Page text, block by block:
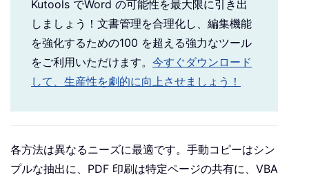
Kutools でWord の可能性を最大限に引き出
しましょう！文書管理を合理化し、編集機能
を強化するための100 を超える強力なツール
をご利用いただけます。 今すぐダウンロード
して、生産性を劇的に向上させましょう！
各方法は異なるニーズに最適です。手動コピーはシン
プルな抽出に、PDF 印刷は特定ページの共有に、VBA